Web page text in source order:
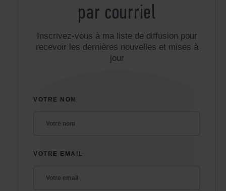
par courriel
Inscrivez-vous à ma liste de diffusion pour
recevoir les dernières nouvelles et mises à
jour
VOTRE NOM
VOTRE EMAIL